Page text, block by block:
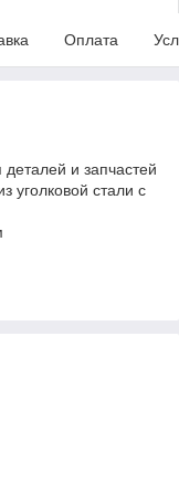
Оплата
и запчастей
уголковой стали с